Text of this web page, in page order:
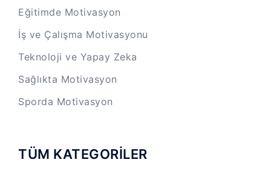
Eğitimde Motivasyon
İş ve Çalışma Motivasyonu
Teknoloji ve Yapay Zeka
Sağlıkta Motivasyon
Sporda Motivasyon
TÜM KATEGORİLER